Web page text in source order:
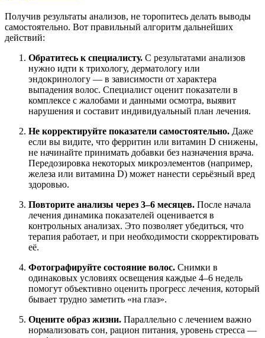
Получив результаты анализов, не торопитесь делать выводы
самостоятельно. Вот правильный алгоритм дальнейших
действий:
Обратитесь к специалисту. С результатами анализов
нужно идти к трихологу, дерматологу или
эндокринологу — в зависимости от характера
выпадения волос. Специалист оценит показатели в
комплексе с жалобами и данными осмотра, выявит
нарушения и составит индивидуальный план лечения.
Не корректируйте показатели самостоятельно. Даже
если вы видите, что ферритин или витамин D снижены,
не начинайте принимать добавки без назначения врача.
Передозировка некоторых микроэлементов (например,
железа или витамина D) может нанести серьёзный вред
здоровью.
Повторите анализы через 3–6 месяцев. После начала
лечения динамика показателей оценивается в
контрольных анализах. Это позволяет убедиться, что
терапия работает, и при необходимости скорректировать
её.
Фотографируйте состояние волос. Снимки в
одинаковых условиях освещения каждые 4–6 недель
помогут объективно оценить прогресс лечения, который
бывает трудно заметить «на глаз».
Оцените образ жизни. Параллельно с лечением важно
нормализовать сон, рацион питания, уровень стресса —